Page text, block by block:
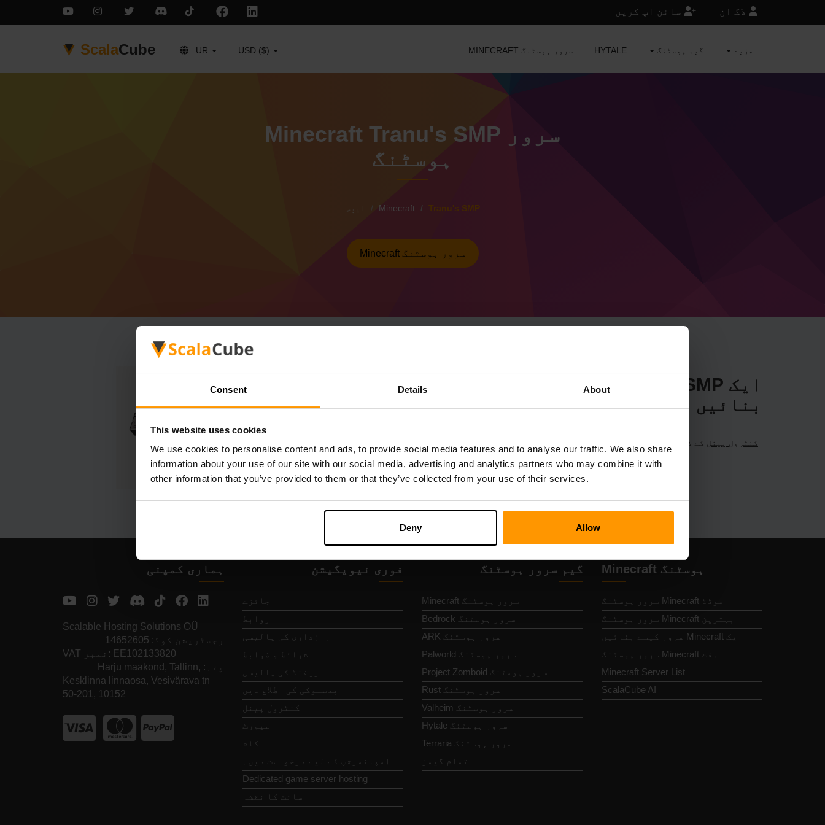
Consent Details About
This website uses cookies
We use cookies to personalise content and ads, to provide social media features and to analyse our traffic. We also share
information about your use of our site with our social media, advertising and analytics partners who may combine it with
other information that you’ve provided to them or that they’ve collected from your use of their services.
Deny Allow
لاگ ان سائن اپ کریں
ScalaCube UR USD ($) MINECRAFT سرور ہوسٹنگ HYTALE گیم ہوسٹنگ مزید
Minecraft Tranu's SMP سرور
ہوسٹنگ
ایپس Minecraft Tranu's SMP
Minecraft سرور ہوسٹنگ
بنائیں
کنٹرول پینل
گیم سرورز → گیم سرور شامل کریں → Tranu's SMP)
سرور پر کھیلنے کا مزہ لیں!
ہماری کمپنی
Scalable Hosting Solutions OÜ
رجسٹریشن کوڈ: 14652605
VAT نمبر: EE102133820
پتہ: Harju maakond, Tallinn,
Kesklinna linnaosa, Vesivärava tn
50-201, 10152
فوری نیویگیشن
جائزے
روابط
رازداری کی پالیسی
شرائط و ضوابط
ریفنڈ کی پالیسی
بدسلوکی کی اطلاع دیں
کنٹرول پینل
سپورٹ
کام
اسپانسرشپ کے لیے درخواست دیں۔
Dedicated game server hosting
سائٹ کا نقشہ
گیم سرور ہوسٹنگ
Minecraft سرور ہوسٹنگ
Bedrock سرور ہوسٹنگ
ARK سرور ہوسٹنگ
Palworld سرور ہوسٹنگ
Project Zomboid سرور ہوسٹنگ
Rust سرور ہوسٹنگ
Valheim سرور ہوسٹنگ
Hytale سرور ہوسٹنگ
Terraria سرور ہوسٹنگ
تمام گیمز
Minecraft ہوسٹنگ
موڈڈ Minecraft سرور ہوسٹنگ
بہترین Minecraft سرور ہوسٹنگ
ایک Minecraft سرور کیسے بنائیں
مفت Minecraft سرور ہوسٹنگ
Minecraft Server List
ScalaCube AI